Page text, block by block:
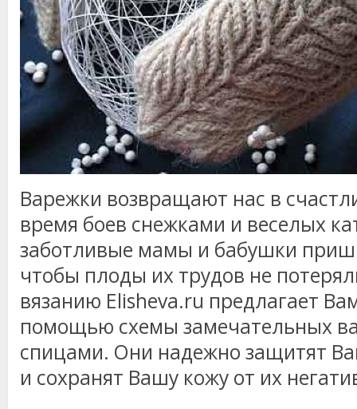
Варежки возвращают нас в
время боев снежками и веселых
заботливые мамы и бабушки
чтобы плоды их трудов не
вязанию Elisheva.ru предлагает
помощью схемы замечательных
спицами. Они надежно защитят
и сохранят Вашу кожу от их